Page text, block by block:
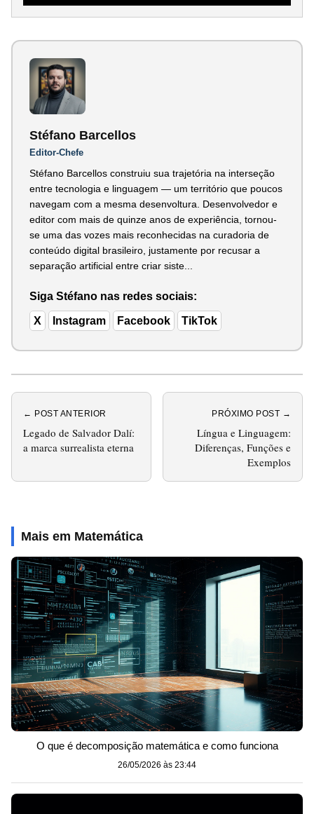
Stéfano Barcellos
Editor-Chefe
Stéfano Barcellos construiu sua trajetória na interseção
entre tecnologia e linguagem — um território que poucos
navegam com a mesma desenvoltura. Desenvolvedor e
editor com mais de quinze anos de experiência, tornou-
se uma das vozes mais reconhecidas na curadoria de
conteúdo digital brasileiro, justamente por recusar a
separação artificial entre criar siste...
Siga Stéfano nas redes sociais:
X Instagram Facebook TikTok
← POST ANTERIOR
Legado de Salvador Dalí:
a marca surrealista eterna
PRÓXIMO POST →
Língua e Linguagem:
Diferenças, Funções e
Exemplos
Mais em Matemática
O que é decomposição matemática e como funciona
26/05/2026 às 23:44